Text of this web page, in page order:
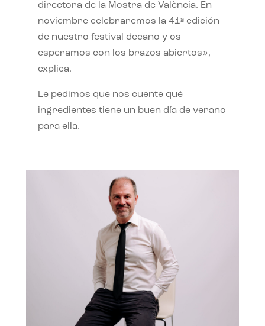
directora de la Mostra de València. En
noviembre celebraremos la 41ª edición
de nuestro festival decano y os
esperamos con los brazos abiertos»,
explica.
Le pedimos que nos cuente qué
ingredientes tiene un buen día de verano
para ella.